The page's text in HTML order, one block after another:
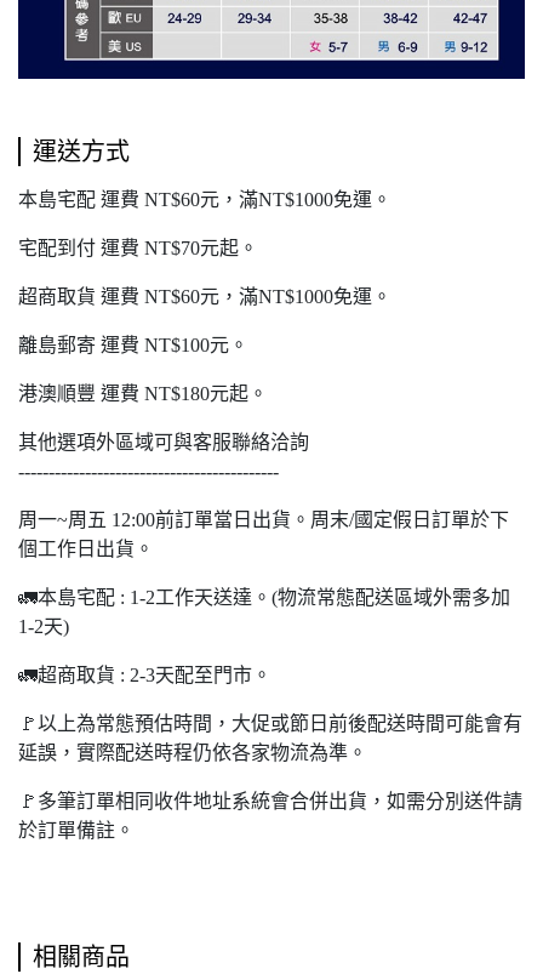
運送方式
本島宅配 運費 NT$60元，滿NT$1000免運。
宅配到付 運費 NT$70元起。
超商取貨 運費 NT$60元，滿NT$1000免運。
離島郵寄 運費 NT$100元。
港澳順豐 運費 NT$180元起。
其他選項外區域可與客服聯絡洽詢
-------------------------------------------
周一~周五 12:00前訂單當日出貨。周末/國定假日訂單於下
個工作日出貨。
🚛本島宅配 : 1-2工作天送達。(物流常態配送區域外需多加
1-2天)
🚛超商取貨 : 2-3天配至門市。
🚩以上為常態預估時間，大促或節日前後配送時間可能會有
延誤，實際配送時程仍依各家物流為準。
🚩多筆訂單相同收件地址系統會合併出貨，如需分別送件請
於訂單備註。
相關商品